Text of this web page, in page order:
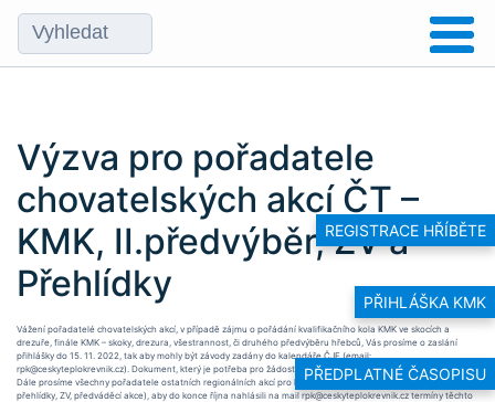
REGISTRACE HŘÍBĚTE
PŘIHLÁŠKA KMK
PŘEDPLATNÉ ČASOPISU
Výzva pro pořadatele
chovatelských akcí ČT –
KMK, II.předvýběr, ZV a
Přehlídky
Vážení pořadatelé chovatelských akcí, v případě zájmu o pořádání kvalifikačního kola KMK ve skocích a
drezuře, finále KMK – skoky, drezura, všestrannost, či druhého předvýběru hřebců, Vás prosíme o zaslání
přihlášky do 15. 11. 2022, tak aby mohly být závody zadány do kalendáře ČJF (email:
rpk@ceskyteplokrevnik.cz). Dokument, který je potřeba pro žádost vyplnit, naleznete v příloze tohoto článku.
Dále prosíme všechny pořadatele ostatních regionálních akcí pro koně plemene český teplokrevník (svody,
přehlídky, ZV, předváděcí akce), aby do konce října nahlásili na mail rpk@ceskyteplokrevnik.cz termíny těchto